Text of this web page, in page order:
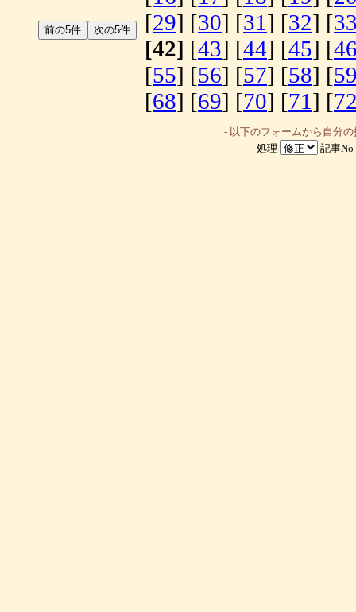
[29] [30] [31 ] [32] [
[42] [43] [44] [45] [
[55] [56] [57] [58] [
[68] [69] [70] [71 ] [
- 以下のフォームから自分
処理
記事No